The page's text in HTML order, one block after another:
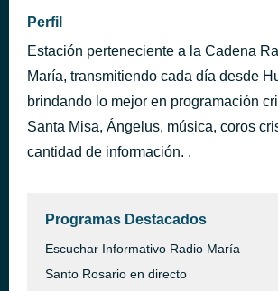
Perfil
Estación perteneciente a la Cadena
María, transmitiendo cada día desde
brindando lo mejor en programación
Santa Misa, Ángelus, música, coros
cantidad de información. .
Programas Destacados
Escuchar Informativo Radio María
Santo Rosario en directo